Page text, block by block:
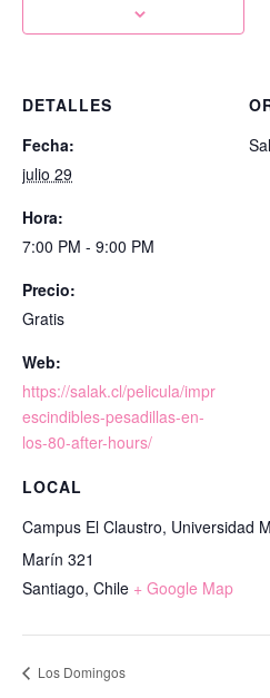
DETALLES
Fecha:
julio 29
Hora:
7:00 PM - 9:00 PM
Precio:
Gratis
Web:
https://salak.cl/pelicula/impr
escindibles-pesadillas-en-
los-80-after-hours/
LOCAL
Campus El Claustro, Universidad
Marín 321
Santiago, Chile + Google Map
Los Domingos